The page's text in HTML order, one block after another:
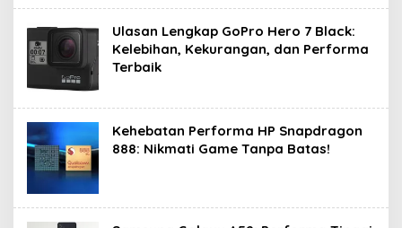
Ulasan Lengkap GoPro Hero 7 Black:
Kelebihan, Kekurangan, dan Performa
Terbaik
Kehebatan Performa HP Snapdragon
888: Nikmati Game Tanpa Batas!